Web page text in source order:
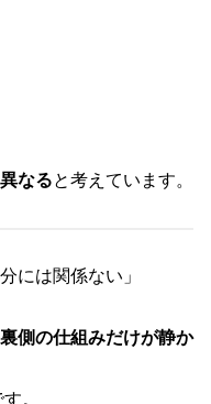
なると考えています。
には関係ない」
裏側の仕組みだけが静か
。